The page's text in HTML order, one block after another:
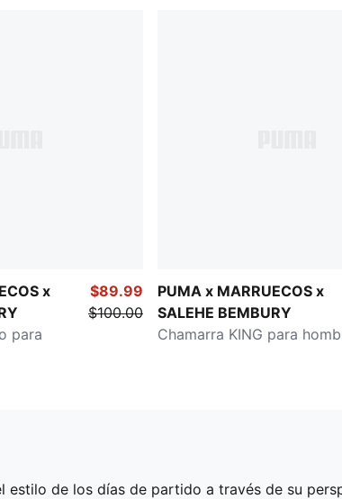
x
para
$89.99
$100.00
PUMA x MARRUECOS x
SALEHE BEMBURY
Chamarra KING para
estilo de los días de partido a través de su